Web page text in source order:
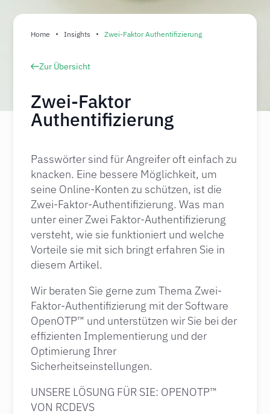
Home Insights Zwei-Faktor Authentifizierung
Zur Übersicht
Zwei-Faktor
Authentifizierung
Pass­wörter sind für Angreifer oft einfach zu
knacken. Eine bessere Möglichkeit, um
seine Online-Konten zu schützen, ist die
Zwei-Faktor-Authentifizierung. Was man
unter einer Zwei Faktor-Authentifizierung
versteht, wie sie funktioniert und welche
Vorteile sie mit sich bringt erfahren Sie in
diesem Artikel.
Wir beraten Sie gerne zum Thema Zwei-
Faktor-Authentifizierung mit der Software
OpenOTP™ und unterstützen wir Sie bei der
effizienten Implementierung und der
Optimierung Ihrer
Sicherheitseinstellungen.
UNSERE LÖSUNG FÜR SIE: OPENOTP™
VON RCDEVS